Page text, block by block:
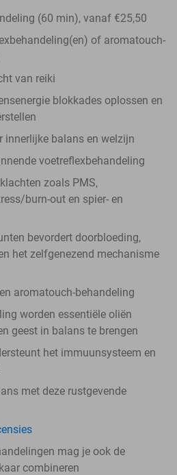
(60 min), vanaf €25,50
of aromatouch-
van reiki
blokkades oplossen en
innerlijke balans en welzijn
voetreflexbehandeling
zoals PMS,
burn-out en spier- en
bevordert doorbloeding,
het zelfgenezend mechanisme
aromatouch-behandeling
worden essentiële oliën
geest in balans te brengen
het immuunsysteem en
met deze rustgevende
mag je ook de
combineren